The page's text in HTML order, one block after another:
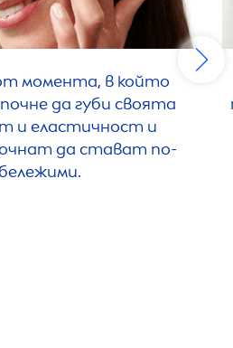
момента, в който
да губи своята
и еластичност и
да стават по-